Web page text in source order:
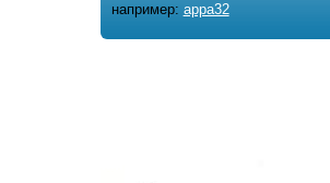
например: appa32